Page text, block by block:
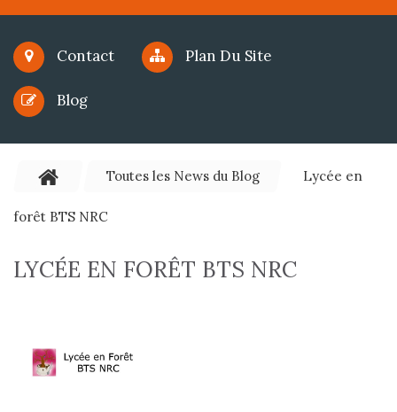
Contact Plan Du Site
Blog
Toutes les News du Blog Lycée en
forêt BTS NRC
LYCÉE EN FORÊT BTS NRC